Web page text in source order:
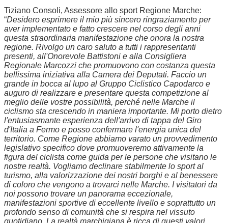
Tiziano Consoli, Assessore allo sport Regione Marche:
“Desidero esprimere il mio più sincero ringraziamento per
aver implementato e fatto crescere nel corso degli anni
questa straordinaria manifestazione che onora la nostra
regione. Rivolgo un caro saluto a tutti i rappresentanti
presenti, all'Onorevole Battistoni e alla Consigliera
Regionale Marcozzi che promuovono con costanza questa
bellissima iniziativa alla Camera dei Deputati. Faccio un
grande in bocca al lupo al Gruppo Ciclistico Capodarco e
auguro di realizzare e presentare questa competizione al
meglio delle vostre possibilità, perché nelle Marche il
ciclismo sta crescendo in maniera importante. Mi porto dietro
l'entusiasmante esperienza dell'arrivo di tappa del Giro
d'Italia a Fermo e posso confermare l'energia unica del
territorio. Come Regione abbiamo varato un provvedimento
legislativo specifico dove promuoveremo attivamente la
figura del ciclista come guida per le persone che visitano le
nostre realtà. Vogliamo declinare stabilmente lo sport al
turismo, alla valorizzazione dei nostri borghi e al benessere
di coloro che vengono a trovarci nelle Marche. I visitatori da
noi possono trovare un panorama eccezionale,
manifestazioni sportive di eccellente livello e soprattutto un
profondo senso di comunità che si respira nel vissuto
quotidiano. La realtà marchigiana è ricca di questi valori